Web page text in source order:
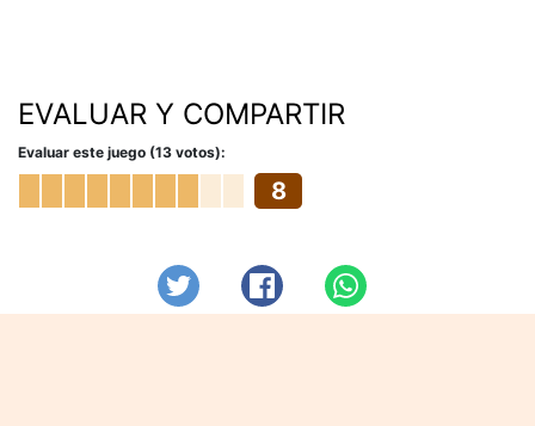
EVALUAR Y COMPARTIR
Evaluar este juego (13 votos):
8